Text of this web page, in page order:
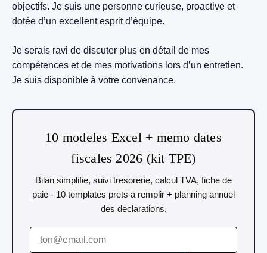
objectifs. Je suis une personne curieuse, proactive et
dotée d’un excellent esprit d’équipe.
Je serais ravi de discuter plus en détail de mes
compétences et de mes motivations lors d’un entretien.
Je suis disponible à votre convenance.
10 modeles Excel + memo dates
fiscales 2026 (kit TPE)
Bilan simplifie, suivi tresorerie, calcul TVA, fiche de
paie - 10 templates prets a remplir + planning annuel
des declarations.